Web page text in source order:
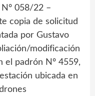
058/22 –
copia de solicitud
por Gustavo
modificación
el padrón Nº 4559,
ubicada en